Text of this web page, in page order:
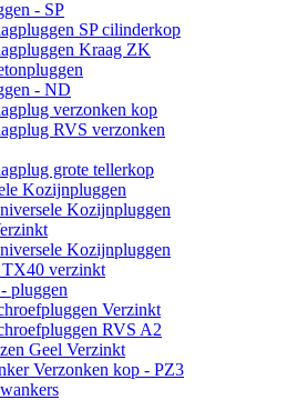
- SP
SP cilinderkop
Kraag ZK
- ND
verzonken kop
RVS verzonken
grote tellerkop
Kozijnpluggen
Kozijnpluggen
Kozijnpluggen
TX40 verzinkt
pluggen
Verzinkt
RVS A2
Geel Verzinkt
Verzonken kop - PZ3